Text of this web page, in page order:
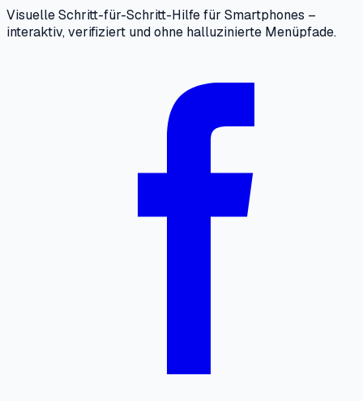
Visuelle Schritt-für-Schritt-Hilfe für Smartphones –
interaktiv, verifiziert und ohne halluzinierte Menüpfade.